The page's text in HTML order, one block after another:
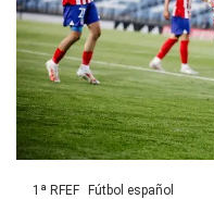
1ª RFEF Fútbol español